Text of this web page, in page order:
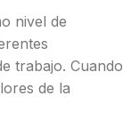
nivel de
trabajo. Cuando
de la